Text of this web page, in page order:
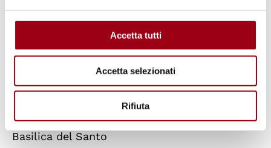
Accetta tutti
Accetta selezionati
Rifiuta
Intervista conEgidio Canil,Francescano,
Basilica del Santo